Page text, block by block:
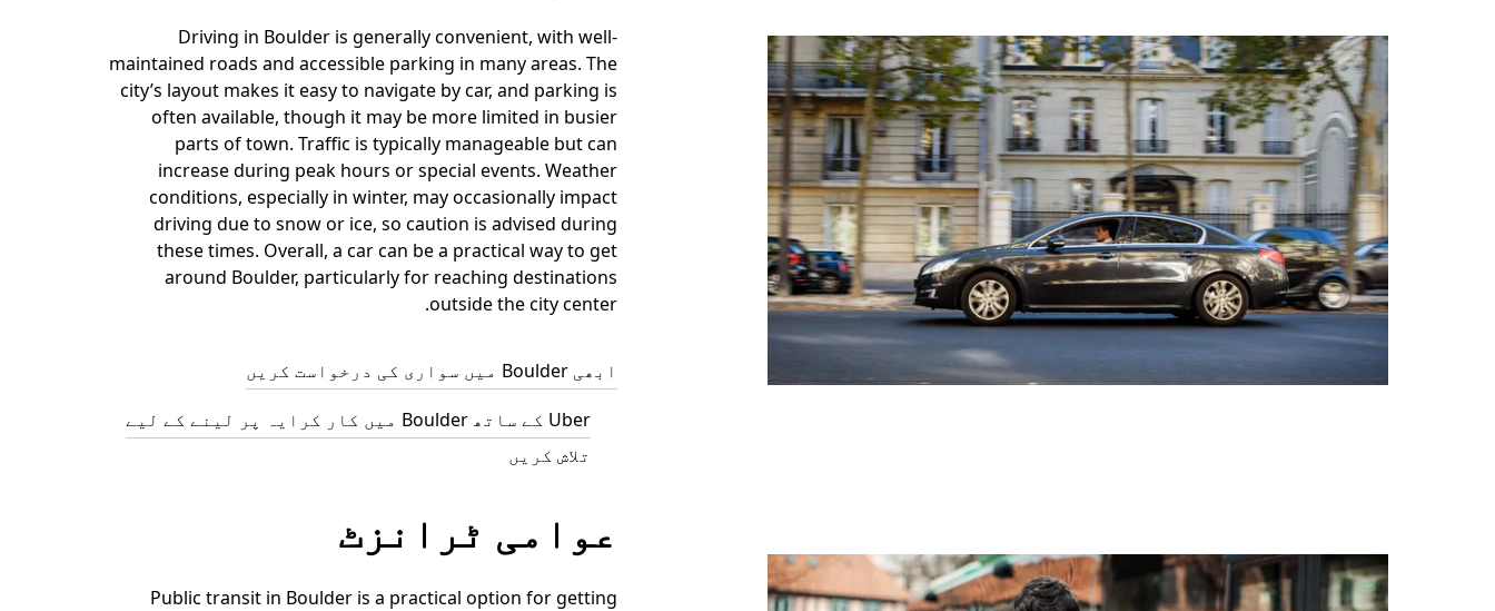
Driving in Boulder is generally convenient, with well-
maintained roads and accessible parking in many areas. The
city’s layout makes it easy to navigate by car, and parking is
often available, though it may be more limited in busier
parts of town. Traffic is typically manageable but can
increase during peak hours or special events. Weather
conditions, especially in winter, may occasionally impact
driving due to snow or ice, so caution is advised during
these times. Overall, a car can be a practical way to get
around Boulder, particularly for reaching destinations
outside the city center.
ابھی Boulder میں سواری کی درخواست کریں
Uber کے ساتھ Boulder میں کار کرایہ پر لینے کے لیے
تلاش کریں
عوامی ٹرانزٹ
Public transit in Boulder is a practical option for getting